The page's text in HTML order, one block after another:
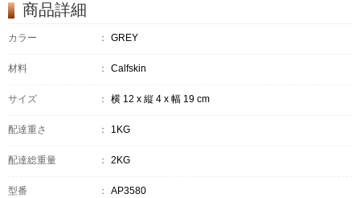
商品詳細
カラー ： GREY
材料 ： Calfskin
サイズ ： 横 12 x 縦 4 x 幅 19 cm
配達重さ ： 1KG
配達総重量 ： 2KG
型番 ： AP3580